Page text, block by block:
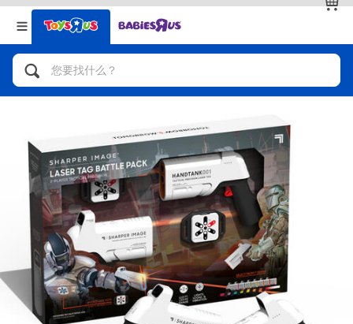
返回
分类目录
人气英雄，角色扮演，射击玩具
自行车，滑板车，骑乘车
拼砌组合及乐高LEGO
玩具车，货车，火车及遥控系列
手工艺，文具，蜡笔，泥胶，画板
娃娃，芭比，收藏公仔
返回
品牌
查看全部